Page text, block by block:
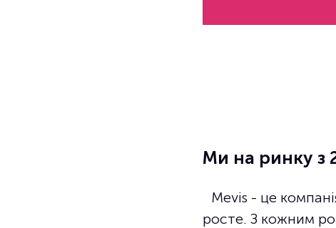
Ми на ринку з
Mevis - це
росте. З кожним